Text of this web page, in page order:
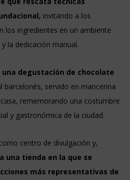
invitando a los
los ingredientes en un ambiente
la dedicación manual.
degustación de chocolate
barcelonés, servido en mancerina
rememorando una costumbre
y gastronómica de la ciudad.
centro de divulgación y,
una tienda en la que se
más representativas de